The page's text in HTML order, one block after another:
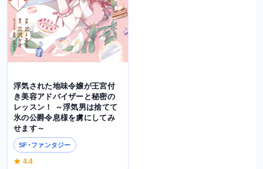
浮気された地味令嬢が王宮付
き美容アドバイザーと秘密の
レッスン！ ～浮気男は捨てて
氷の公爵令息様を虜にしてみ
せます～
SF･ファンタジー
★ 4.4